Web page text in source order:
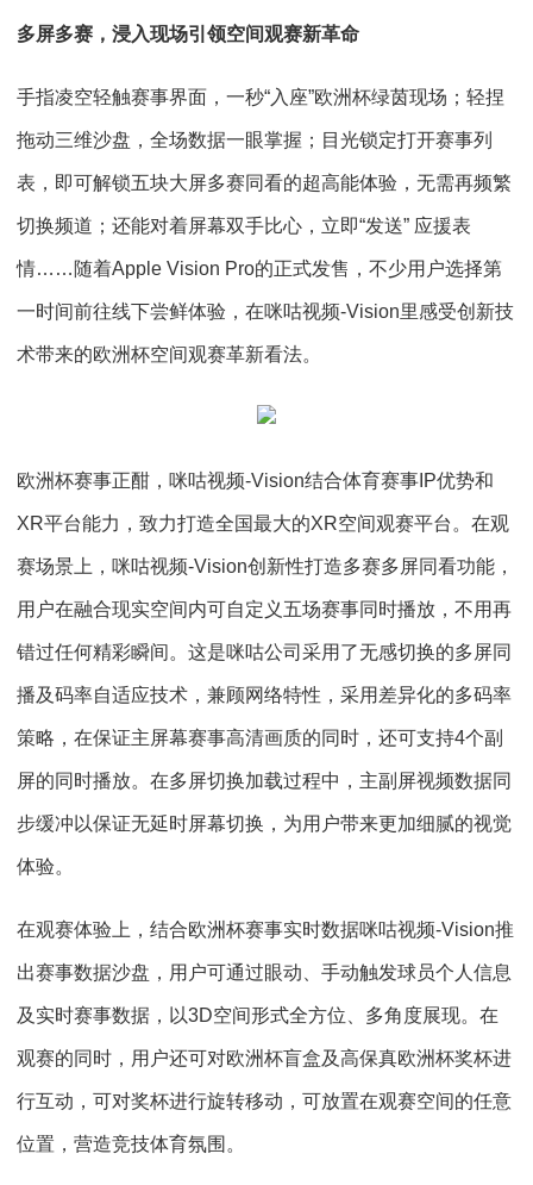
多屏多赛，浸入现场引领空间观赛新革命
手指凌空轻触赛事界面，一秒“入座”欧洲杯绿茵现场；轻捏
拖动三维沙盘，全场数据一眼掌握；目光锁定打开赛事列
表，即可解锁五块大屏多赛同看的超高能体验，无需再频繁
切换频道；还能对着屏幕双手比心，立即“发送” 应援表
情……随着Apple Vision Pro的正式发售，不少用户选择第
一时间前往线下尝鲜体验，在咪咕视频-Vision里感受创新技
术带来的欧洲杯空间观赛革新看法。
欧洲杯赛事正酣，咪咕视频-Vision结合体育赛事IP优势和
XR平台能力，致力打造全国最大的XR空间观赛平台。在观
赛场景上，咪咕视频-Vision创新性打造多赛多屏同看功能，
用户在融合现实空间内可自定义五场赛事同时播放，不用再
错过任何精彩瞬间。这是咪咕公司采用了无感切换的多屏同
播及码率自适应技术，兼顾网络特性，采用差异化的多码率
策略，在保证主屏幕赛事高清画质的同时，还可支持4个副
屏的同时播放。在多屏切换加载过程中，主副屏视频数据同
步缓冲以保证无延时屏幕切换，为用户带来更加细腻的视觉
体验。
在观赛体验上，结合欧洲杯赛事实时数据咪咕视频-Vision推
出赛事数据沙盘，用户可通过眼动、手动触发球员个人信息
及实时赛事数据，以3D空间形式全方位、多角度展现。在
观赛的同时，用户还可对欧洲杯盲盒及高保真欧洲杯奖杯进
行互动，可对奖杯进行旋转移动，可放置在观赛空间的任意
位置，营造竞技体育氛围。